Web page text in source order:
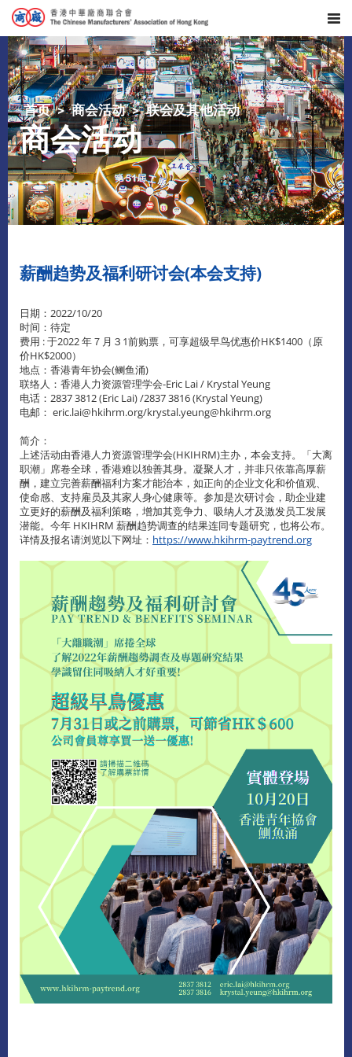
首页 商会活动 联会及其他活动
商会活动
薪酬趋势及福利研讨会(本会支持)
日期：2022/10/20
时间：待定
费用 : 于2022 年７月３1前购票，可享超级早鸟优惠价HK$1400（原
价HK$2000）
地点：香港青年协会(鲗鱼涌)
联络人：香港人力资源管理学会-Eric Lai / Krystal Yeung
电话：2837 3812 (Eric Lai) /2837 3816 (Krystal Yeung)
电邮： eric.lai@hkihrm.org/krystal.yeung@hkihrm.org
简介：
上述活动由香港人力资源管理学会(HKIHRM)主办，本会支持。「大离
职潮」席卷全球，香港难以独善其身。凝聚人才，并非只依靠高厚薪
酬，建立完善薪酬福利方案才能治本，如正向的企业文化和价值观、
使命感、支持雇员及其家人身心健康等。参加是次研讨会，助企业建
立更好的薪酬及福利策略，增加其竞争力、吸纳人才及激发员工发展
潜能。今年 HKIHRM 薪酬趋势调查的结果连同专题研究，也将公布。
详情及报名请浏览以下网址： https://www.hkihrm-paytrend.org